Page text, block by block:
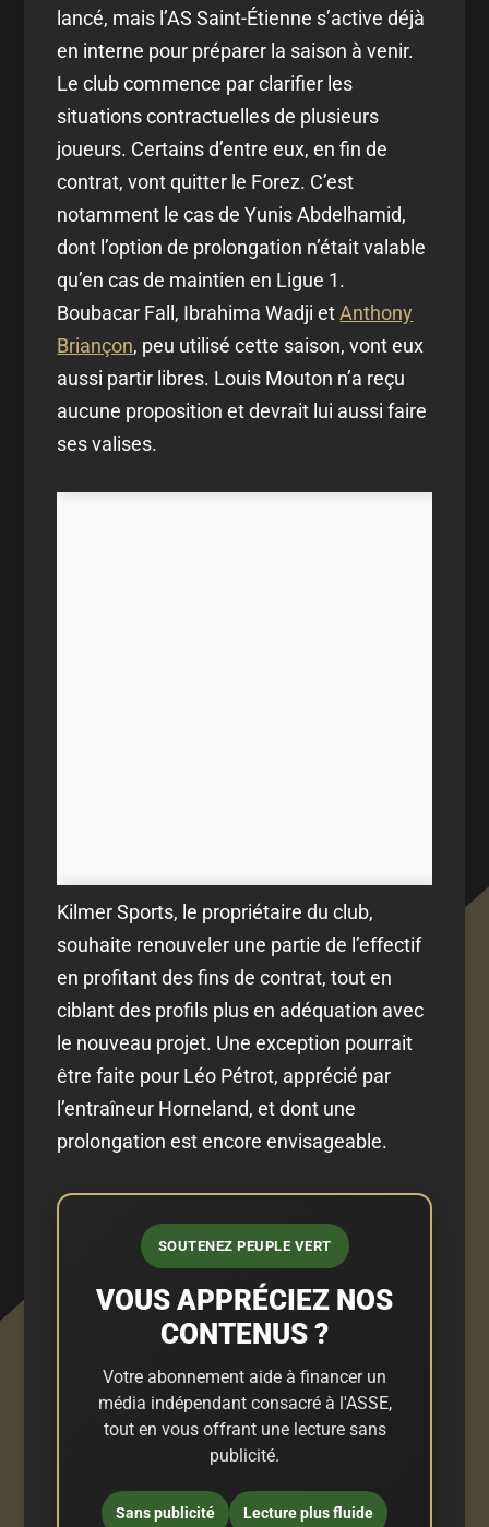
lancé, mais l’AS Saint-Étienne s’active déjà
en interne pour préparer la saison à venir.
Le club commence par clarifier les
situations contractuelles de plusieurs
joueurs. Certains d’entre eux, en fin de
contrat, vont quitter le Forez. C’est
notamment le cas de Yunis Abdelhamid,
dont l’option de prolongation n’était valable
qu’en cas de maintien en Ligue 1.
Boubacar Fall, Ibrahima Wadji etAnthony
Briançon, peu utilisé cette saison, vont eux
aussi partir libres. Louis Mouton n’a reçu
aucune proposition et devrait lui aussi faire
ses valises.
Kilmer Sports, le propriétaire du club,
souhaite renouveler une partie de l’effectif
en profitant des fins de contrat, tout en
ciblant des profils plus en adéquation avec
le nouveau projet. Une exception pourrait
être faite pour Léo Pétrot, apprécié par
l’entraîneur Horneland, et dont une
prolongation est encore envisageable.
SOUTENEZ PEUPLE VERT
VOUS APPRÉCIEZ NOS
CONTENUS ?
Votre abonnement aide à financer un
média indépendant consacré à l'ASSE,
tout en vous offrant une lecture sans
publicité.
Sans publicité Lecture plus fluide